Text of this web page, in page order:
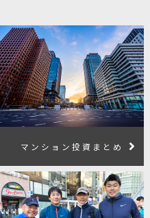
マンション投資まとめ